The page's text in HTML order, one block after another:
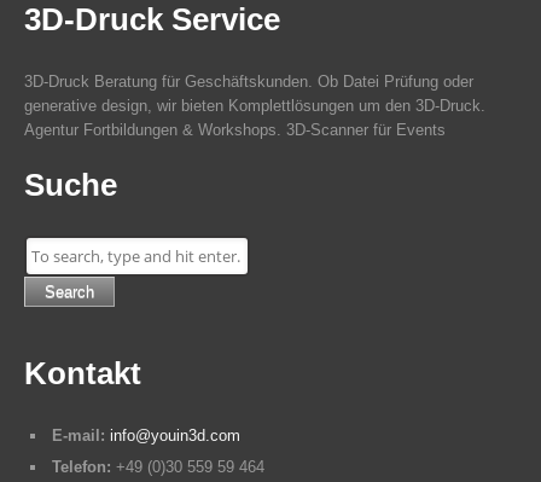
3D-Druck Service
3D-Druck Beratung für Geschäftskunden. Ob Datei Prüfung oder
generative design, wir bieten Komplettlösungen um den 3D-Druck.
Agentur Fortbildungen & Workshops. 3D-Scanner für Events
Suche
Search
Kontakt
E-mail: info@youin3d.com
Telefon: +49 (0)30 559 59 464